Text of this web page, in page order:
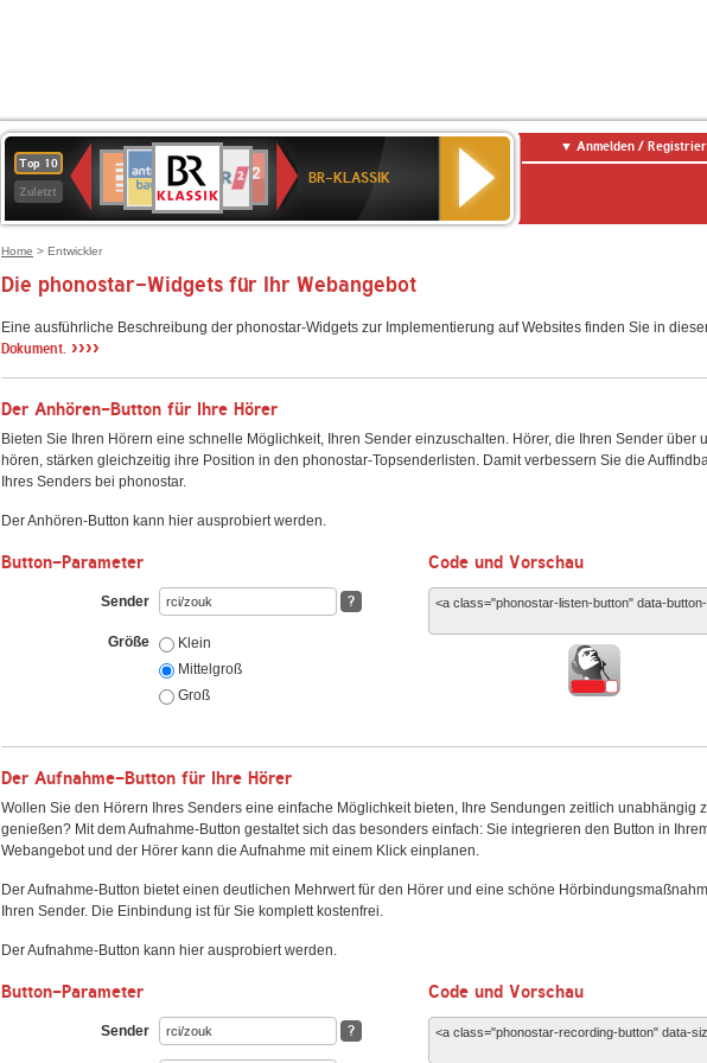
Top 10
Zuletzt
Deutschlandfunk
80er
90er
OLDIE
ANTENNE
SWR3
WDR
4
Deutschlandfunk
Kultur
ANTENNE
BAYERN
BR-
KLASSIK
WDR
2
NDR
SWR1
Baden-
Württemberg
BR-KLASSIK
Anmelden /
Home > Entwickler
Die phonostar-Widgets für Ihr Webangebot
Eine ausführliche Beschreibung der phonostar-Widgets zur Implementierung auf Websites finden Sie in
Dokument. ››››
Der Anhören-Button für Ihre Hörer
Bieten Sie Ihren Hörern eine schnelle Möglichkeit, Ihren Sender einzuschalten. Hörer, die Ihren Sender über
hören, stärken gleichzeitig ihre Position in den phonostar-Topsenderlisten. Damit verbessern Sie die
Ihres Senders bei phonostar.
Der Anhören-Button kann hier ausprobiert werden.
Button-Parameter
Sender ?
Größe
Klein
Mittelgroß
Groß
Code und Vorschau
Der Aufnahme-Button für Ihre Hörer
Wollen Sie den Hörern Ihres Senders eine einfache Möglichkeit bieten, Ihre Sendungen zeitlich unabhängig
genießen? Mit dem Aufnahme-Button gestaltet sich das besonders einfach: Sie integrieren den Button in
Webangebot und der Hörer kann die Aufnahme mit einem Klick einplanen.
Der Aufnahme-Button bietet einen deutlichen Mehrwert für den Hörer und eine schöne
Ihren Sender. Die Einbindung ist für Sie komplett kostenfrei.
Der Aufnahme-Button kann hier ausprobiert werden.
Button-Parameter
Sender ?
Code und Vorschau